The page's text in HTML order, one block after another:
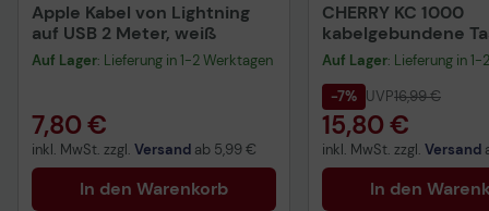
Apple Kabel von Lightning
auf USB 2 Meter, weiß
Auf Lager: Lieferung in 1-2 Werktagen
7,80 €
inkl. MwSt. zzgl. Versand ab 5,99 €
In den Warenkorb
CHERRY KC 1000
kabelgebundene
QWERTZ DE -
Auf Lager: Lieferung in
-7% UVP16,99 €
15,80 €
inkl. MwSt. zzgl. Versand
In den